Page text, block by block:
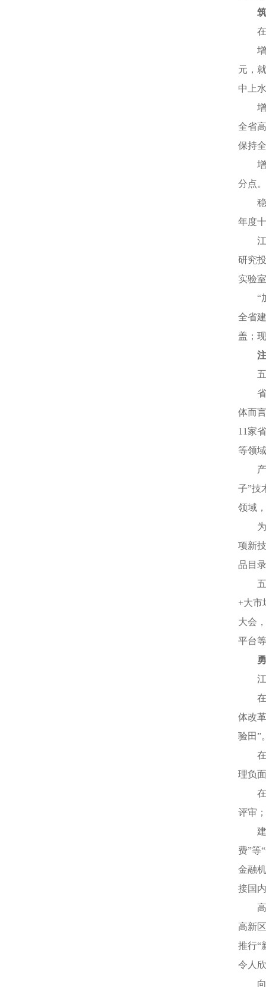
元，
中上
全省
保持
分点
年度
研究
实验
“
全省
盖；
体而
11家
等领
子”技
领域
项新
品目
+大市
大会
平台
体改
验田”
理负
评审
费”等
金融
接国
高新
推行“
令人